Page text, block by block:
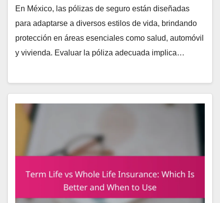
En México, las pólizas de seguro están diseñadas
para adaptarse a diversos estilos de vida, brindando
protección en áreas esenciales como salud, automóvil
y vivienda. Evaluar la póliza adecuada implica…